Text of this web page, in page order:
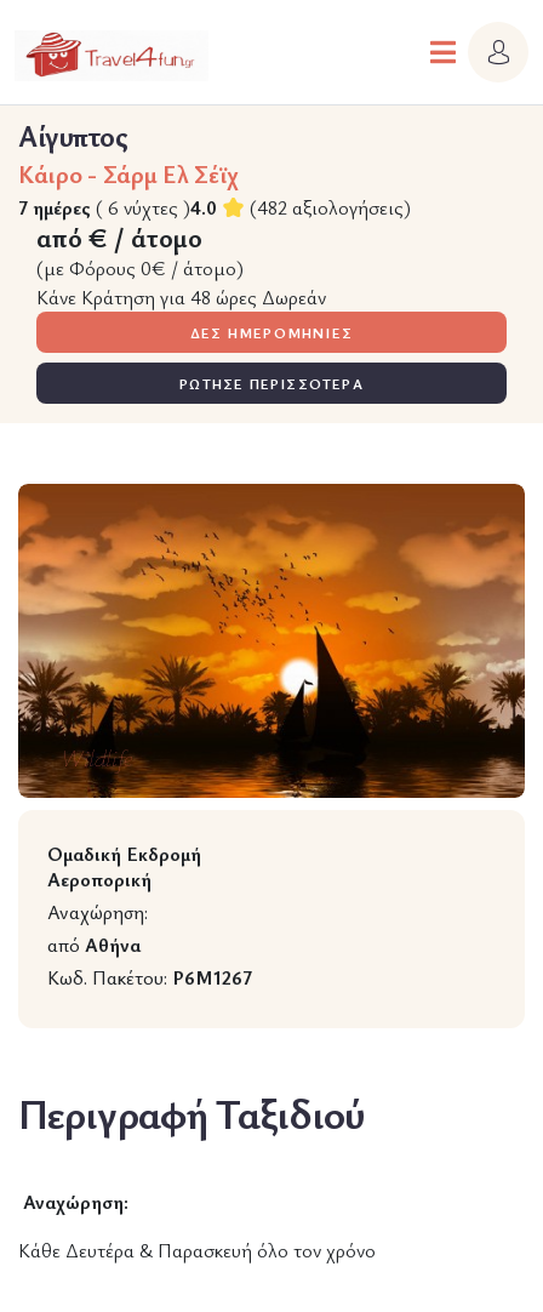
Αίγυπτος
Κάιρο - Σάρμ Ελ Σέϊχ
7 ημέρες ( 6 νύχτες )4.0 (482 αξιολογήσεις)
από € / άτομο
(με Φόρους 0€ / άτομο)
Κάνε Κράτηση για 48 ώρες Δωρεάν
ΔΕΣ ΗΜΕΡΟΜΗΝΙΕΣ
ΡΩΤΗΣΕ ΠΕΡΙΣΣΟΤΕΡΑ
Wildlife
Ομαδική Εκδρομή
Αεροπορική
Αναχώρηση:
από Αθήνα
Κωδ. Πακέτου: P6M1267
Περιγραφή Ταξιδιού
Αναχώρηση:
Κάθε Δευτέρα & Παρασκευή όλο τον χρόνο